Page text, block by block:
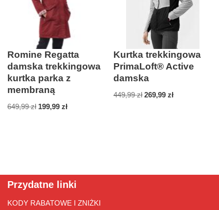
Romine Regatta
damska trekkingowa
kurtka parka z
membraną
649,99zł 199,99 zł
Kurtka trekkingowa
PrimaLoft® Active
damska
449,99zł 269,99zł
Przydatne linki
KODY RABATOWE I ZNIŻKI